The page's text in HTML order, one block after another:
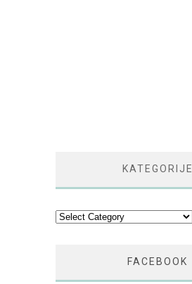
KATEGORIJE
Kategorije
FACEBOOK